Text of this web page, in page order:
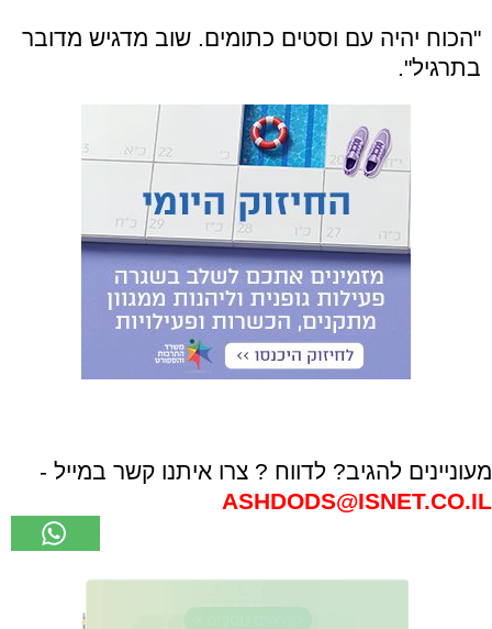
"הכוח יהיה עם וסטים כתומים. שוב מדגיש מדובר
בתרגיל".
מעוניינים להגיב? לדווח ? צרו איתנו קשר במייל -
ASHDODS@ISNET.CO.IL